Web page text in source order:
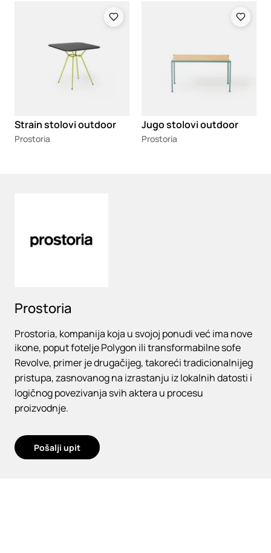
Strain stolovi outdoor
Prostoria
Jugo stolovi outdoor
Prostoria
Prostoria
Prostoria, kompanija koja u svojoj ponudi već ima nove
ikone, poput fotelje Polygon ili transformabilne sofe
Revolve, primer je drugačijeg, takoreći tradicionalnijeg
pristupa, zasnovanog na izrastanju iz lokalnih datosti i
logičnog povezivanja svih aktera u procesu
proizvodnje.
Pošalji upit